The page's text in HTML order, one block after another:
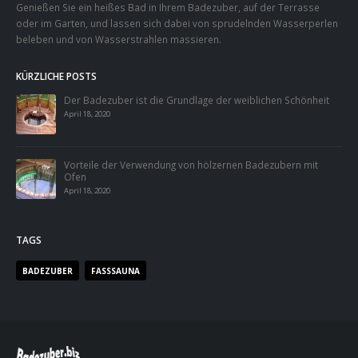
Genießen Sie ein heißes Bad in Ihrem Badezuber, auf der Terrasse
oder im Garten, und lassen sich dabei von sprudelnden Wasserperlen
beleben und von Wasserstrahlen massieren.
KÜRZLICHE POSTS
Der Badezuber ist die Grundlage der weiblichen Schönheit
April 18, 2020
Vorteile der Verwendung von hölzernen Badezubern mit
Ofen
April 18, 2020
TAGS
BADEZUBER FASSSAUNA